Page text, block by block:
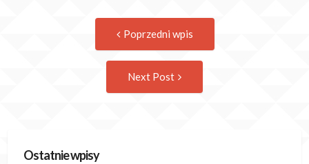
navigation
Poprzedni wpis
Next Post
Ostatnie wpisy